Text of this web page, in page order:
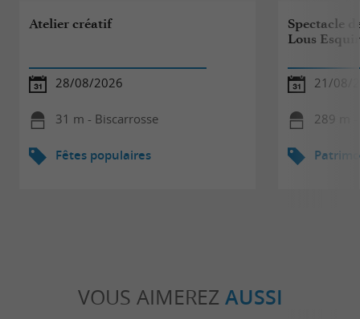
Atelier créatif
28/08/2026
31 m - Biscarrosse
Fêtes populaires
Spectacle
Lous
21/08/
289 m -
VOUS AIMEREZ AUSSI